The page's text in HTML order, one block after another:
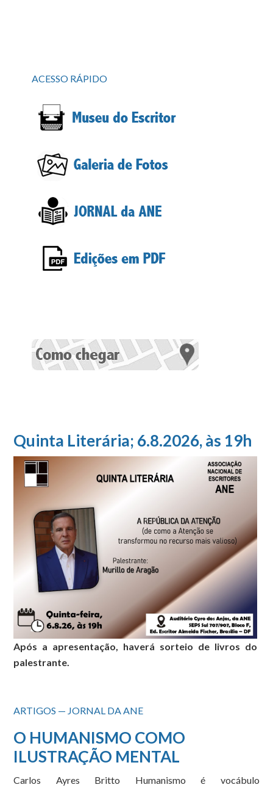
ACESSO RÁPIDO
Quinta Literária; 6.8.2026, às 19h
Após a apresentação, haverá sorteio de livros do
palestrante.
ARTIGOS — JORNAL DA ANE
O HUMANISMO COMO
ILUSTRAÇÃO MENTAL
Carlos Ayres Britto Humanismo é vocábulo